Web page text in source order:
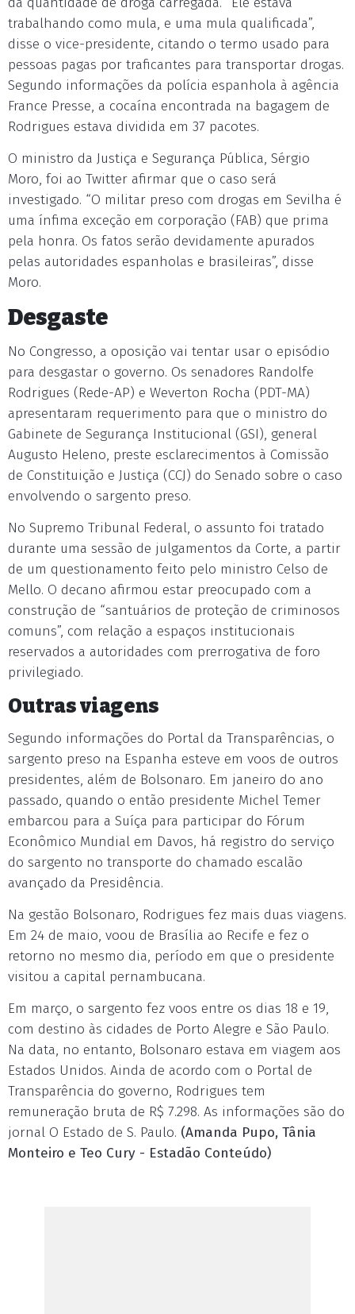
trabalhando como mula, e uma mula qualificada”,
disse o vice-presidente, citando o termo usado para
pessoas pagas por traficantes para transportar drogas.
Segundo informações da polícia espanhola à agência
France Presse, a cocaína encontrada na bagagem de
Rodrigues estava dividida em 37 pacotes.
O ministro da Justiça e Segurança Pública, Sérgio
Moro, foi ao Twitter afirmar que o caso será
investigado. “O militar preso com drogas em Sevilha é
uma ínfima exceção em corporação (FAB) que prima
pela honra. Os fatos serão devidamente apurados
pelas autoridades espanholas e brasileiras”, disse
Moro.
Desgaste
No Congresso, a oposição vai tentar usar o episódio
para desgastar o governo. Os senadores Randolfe
Rodrigues (Rede-AP) e Weverton Rocha (PDT-MA)
apresentaram requerimento para que o ministro do
Gabinete de Segurança Institucional (GSI), general
Augusto Heleno, preste esclarecimentos à Comissão
de Constituição e Justiça (CCJ) do Senado sobre o caso
envolvendo o sargento preso.
No Supremo Tribunal Federal, o assunto foi tratado
durante uma sessão de julgamentos da Corte, a partir
de um questionamento feito pelo ministro Celso de
Mello. O decano afirmou estar preocupado com a
construção de “santuários de proteção de criminosos
comuns”, com relação a espaços institucionais
reservados a autoridades com prerrogativa de foro
privilegiado.
Outras viagens
Segundo informações do Portal da Transparências, o
sargento preso na Espanha esteve em voos de outros
presidentes, além de Bolsonaro. Em janeiro do ano
passado, quando o então presidente Michel Temer
embarcou para a Suíça para participar do Fórum
Econômico Mundial em Davos, há registro do serviço
do sargento no transporte do chamado escalão
avançado da Presidência.
Na gestão Bolsonaro, Rodrigues fez mais duas viagens.
Em 24 de maio, voou de Brasília ao Recife e fez o
retorno no mesmo dia, período em que o presidente
visitou a capital pernambucana.
Em março, o sargento fez voos entre os dias 18 e 19,
com destino às cidades de Porto Alegre e São Paulo.
Na data, no entanto, Bolsonaro estava em viagem aos
Estados Unidos. Ainda de acordo com o Portal de
Transparência do governo, Rodrigues tem
remuneração bruta de R$ 7.298. As informações são do
jornal O Estado de S. Paulo. (Amanda Pupo, Tânia
Monteiro e Teo Cury - Estadão Conteúdo)